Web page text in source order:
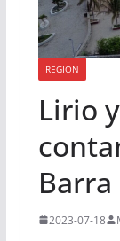
REGION
Lirio
2023-07-18